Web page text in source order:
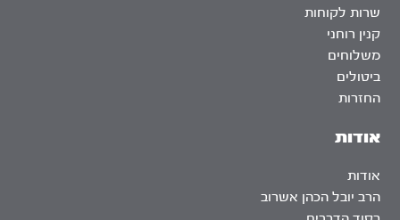
אודות
אודות
הרב יובל הכהן אשרוב
שרות לקוחות
קנין רוחני
משלוחים
ביטולים
החזרות